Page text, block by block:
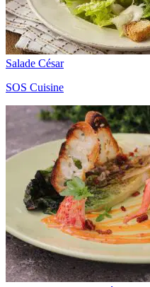
Salade César
SOS Cuisine